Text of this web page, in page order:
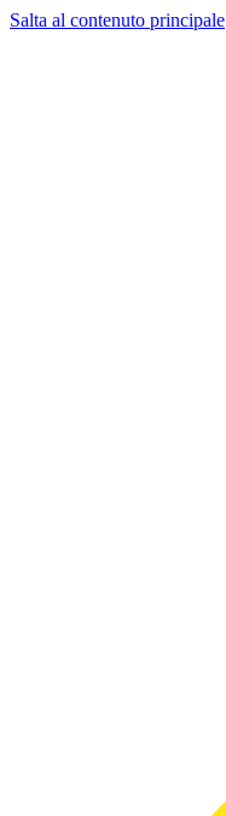
Salta al contenuto principale